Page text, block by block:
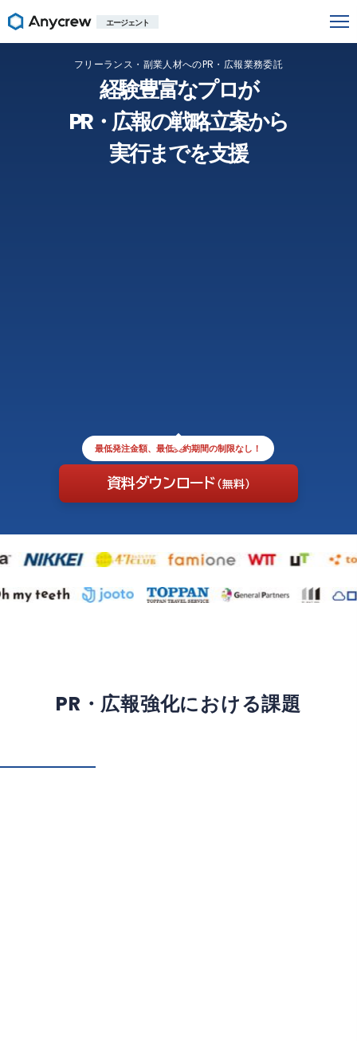
エージェント
フリーランス・副業人材へのPR・広報業務委託
経験豊富なプロが
PR・広報の戦略立案から
実行までを支援
最低発注金額、最低契約期間の制限なし！
資料ダウンロード（無料）
PR・広報強化における課題